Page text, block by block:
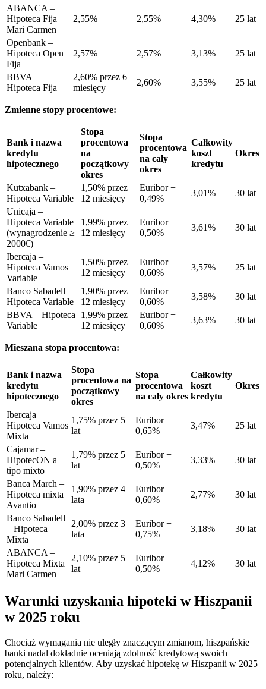
ABANCA –
Hipoteca Fija
Mari Carmen
2,55% 2,55% 4,30% 25 lat
Openbank –
Hipoteca Open
Fija
2,57% 2,57% 3,13% 25 lat
BBVA –
Hipoteca Fija
2,60% przez 6
miesięcy
2,60% 3,55% 25 lat
Zmienne stopy procentowe:
Bank i nazwa
kredytu
hipotecznego
Stopa
procentowa
na
początkowy
okres
Stopa
procentowa
na cały
okres
Całkowity
koszt
kredytu
Okres
Kutxabank –
Hipoteca Variable
1,50% przez
12 miesięcy
Euribor +
0,49%
3,01%
30 lat
Unicaja –
Hipoteca Variable
(wynagrodzenie ≥
2000€)
1,99% przez
12 miesięcy
Euribor +
0,50%
3,61% 30 lat
Ibercaja –
Hipoteca Vamos
Variable
1,50% przez
12 miesięcy
Euribor +
0,60%
3,57% 25 lat
Banco Sabadell –
Hipoteca Variable
1,90% przez
12 miesięcy
Euribor +
0,60%
3,58%
30 lat
BBVA – Hipoteca
Variable
1,99% przez
12 miesięcy
Euribor +
0,60%
3,63% 30 lat
Mieszana stopa procentowa:
Bank i nazwa
kredytu
hipotecznego
Stopa
procentowa na
początkowy
okres
Stopa
procentowa
na cały okres
Całkowity
koszt
kredytu
Okres
Ibercaja –
Hipoteca Vamos
Mixta
1,75% przez 5
lat
Euribor +
0,65%
3,47% 25 lat
Cajamar –
HipotecON a
tipo mixto
1,79% przez 5
lat
Euribor +
0,50%
3,33% 30 lat
Banca March –
Hipoteca mixta
Avantio
1,90% przez 4
lata
Euribor +
0,60%
2,77% 30 lat
Banco Sabadell
– Hipoteca
Mixta
2,00% przez 3
lata
Euribor +
0,75%
3,18% 30 lat
ABANCA –
Hipoteca Mixta
Mari Carmen
2,10% przez 5
lat
Euribor +
0,50%
4,12% 30 lat
Warunki uzyskania hipoteki w Hiszpanii
w 2025 roku
Chociaż wymagania nie uległy znaczącym zmianom, hiszpańskie
banki nadal dokładnie oceniają zdolność kredytową swoich
potencjalnych klientów. Aby uzyskać hipotekę w Hiszpanii w 2025
roku, należy: